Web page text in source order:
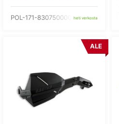
POL-171-8307500001heti verkosta
ALE